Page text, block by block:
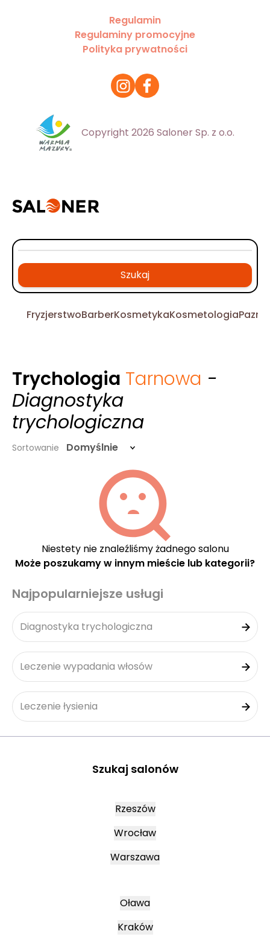
Regulamin
Regulaminy promocyjne
Polityka prywatności
Copyright 2026 Saloner Sp. z o.o.
Szukaj
FryzjerstwoBarberKosmetykaKosmetologia
Trychologia Tarnowa -
Diagnostyka
trychologiczna
Sortowanie Domyślnie
Niestety nie znaleźliśmy żadnego salonu
Może poszukamy w innym mieście lub kategorii?
Najpopularniejsze usługi
Diagnostyka trychologiczna
Leczenie wypadania włosów
Leczenie łysienia
Szukaj salonów
Rzeszów
Wrocław
Warszawa
Oława
Kraków